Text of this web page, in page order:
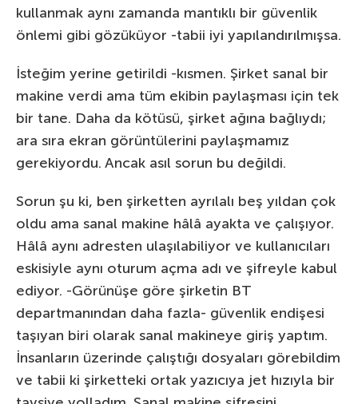
kullanmak aynı zamanda mantıklı bir güvenlik
önlemi gibi gözüküyor -tabii iyi yapılandırılmışsa.
İsteğim yerine getirildi -kısmen. Şirket sanal bir
makine verdi ama tüm ekibin paylaşması için tek
bir tane. Daha da kötüsü, şirket ağına bağlıydı;
ara sıra ekran görüntülerini paylaşmamız
gerekiyordu. Ancak asıl sorun bu değildi.
Sorun şu ki, ben şirketten ayrılalı beş yıldan çok
oldu ama sanal makine hâlâ ayakta ve çalışıyor.
Hâlâ aynı adresten ulaşılabiliyor ve kullanıcıları
eskisiyle aynı oturum açma adı ve şifreyle kabul
ediyor. -Görünüşe göre şirketin BT
departmanından daha fazla- güvenlik endişesi
taşıyan biri olarak sanal makineye giriş yaptım.
İnsanların üzerinde çalıştığı dosyaları görebildim
ve tabii ki şirketteki ortak yazıcıya jet hızıyla bir